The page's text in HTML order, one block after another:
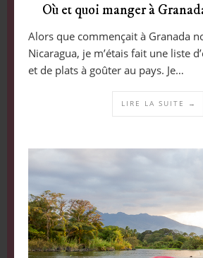
Où et quoi manger à
Alors que commençait à Granada
Nicaragua, je m’étais fait une liste
et de plats à goûter au pays. Je…
LIRE LA SUITE →